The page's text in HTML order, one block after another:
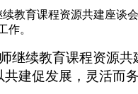
教育课程资源共建座
作。
继续教育课程资源共
建促发展，灵活而